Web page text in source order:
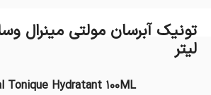
لیتر
Hydratant 100ML